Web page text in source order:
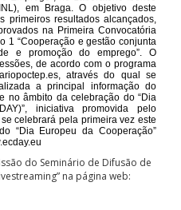
em Braga. O objetivo deste
primeiros resultados alcançados,
na Primeira Convocatória
1 “Cooperação e gestão conjunta
e promoção do emprego”. O
de acordo com o programa
através do qual se
a principal informação do
no âmbito da celebração do “Dia
iniciativa promovida pelo
celebrará pela primeira vez este
“Dia Europeu da Cooperação”